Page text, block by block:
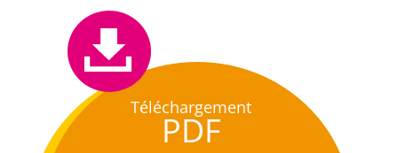
Téléchargement
PDF